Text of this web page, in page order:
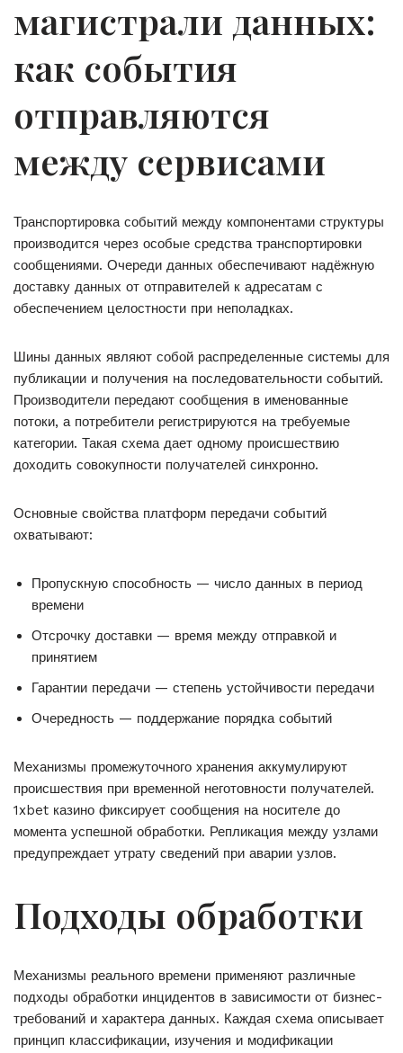
магистрали данных:
как события
отправляются
между сервисами
Транспортировка событий между компонентами структуры
производится через особые средства транспортировки
сообщениями. Очереди данных обеспечивают надёжную
доставку данных от отправителей к адресатам с
обеспечением целостности при неполадках.
Шины данных являют собой распределенные системы для
публикации и получения на последовательности событий.
Производители передают сообщения в именованные
потоки, а потребители регистрируются на требуемые
категории. Такая схема дает одному происшествию
доходить совокупности получателей синхронно.
Основные свойства платформ передачи событий
охватывают:
Пропускную способность — число данных в период
времени
Отсрочку доставки — время между отправкой и
принятием
Гарантии передачи — степень устойчивости передачи
Очередность — поддержание порядка событий
Механизмы промежуточного хранения аккумулируют
происшествия при временной неготовности получателей.
1xbet казино фиксирует сообщения на носителе до
момента успешной обработки. Репликация между узлами
предупреждает утрату сведений при аварии узлов.
Подходы обработки
Механизмы реального времени применяют различные
подходы обработки инцидентов в зависимости от бизнес-
требований и характера данных. Каждая схема описывает
принцип классификации, изучения и модификации